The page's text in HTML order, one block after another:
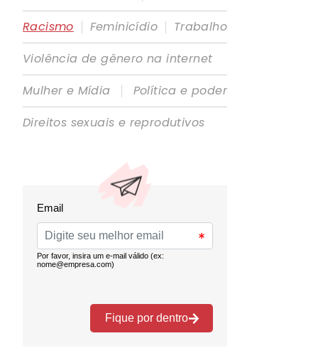
Racismo | Feminicídio | Trabalho
Violência de gênero na internet
Mulher e Mídia
|
Política e poder
Direitos sexuais e reprodutivos